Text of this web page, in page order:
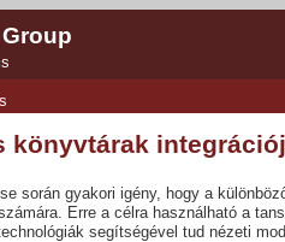
könyvtárak
során gyakori igény, hogy a
Erre a célra használható a
segítségével tud nézeti